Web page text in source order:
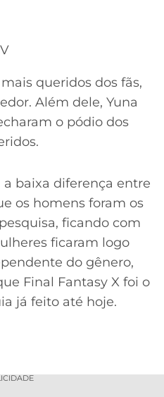
queridos dos fãs,
Além dele, Yuna
o pódio dos
baixa diferença entre
os homens foram os
ficando com
ficaram logo
do gênero,
Final Fantasy X foi o
já feito até hoje.